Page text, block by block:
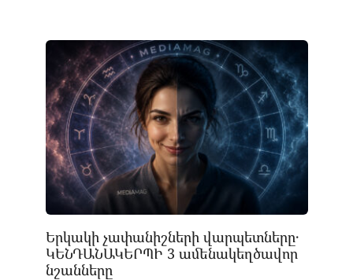
Երկակի չափանիշների վարպետները․
ԿԵՆԴԱՆԱԿԵՐՊԻ 3 ամենակեղծավոր
նշանները